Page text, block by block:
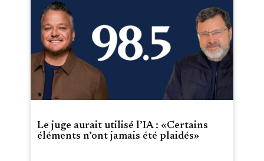
Le juge aurait utilisé l’IA : «Certains
éléments n’ont jamais été plaidés»